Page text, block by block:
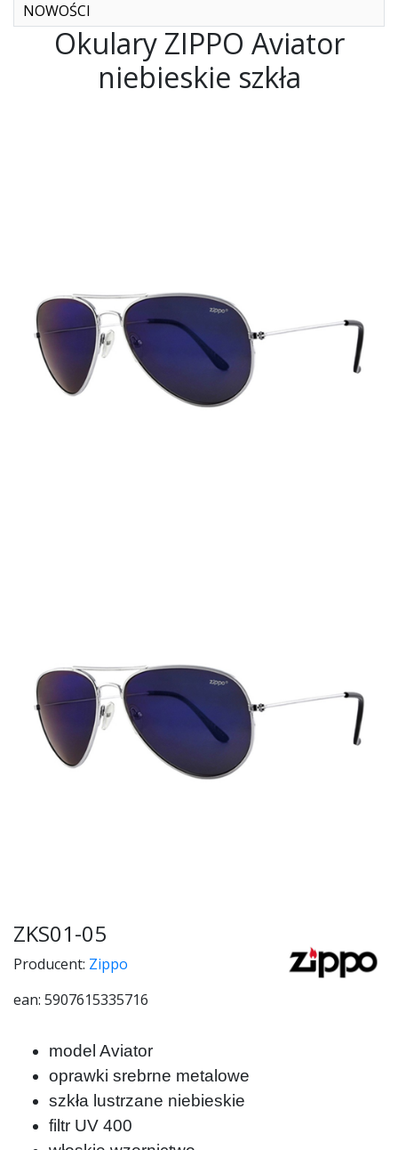
NOWOŚCI
Okulary ZIPPO Aviator
niebieskie szkła
ZKS01-05
Producent: Zippo
ean: 5907615335716
model Aviator
oprawki srebrne metalowe
szkła lustrzane niebieskie
filtr UV 400